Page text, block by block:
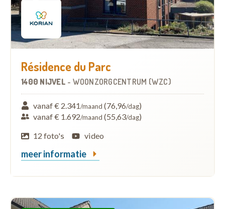
Résidence du Parc
1400 NIJVEL - WOONZORGCENTRUM (WZC)
vanaf € 2.341/maand (76,96/dag)
vanaf € 1.692/maand (55,63/dag)
12 foto's
video
meer informatie